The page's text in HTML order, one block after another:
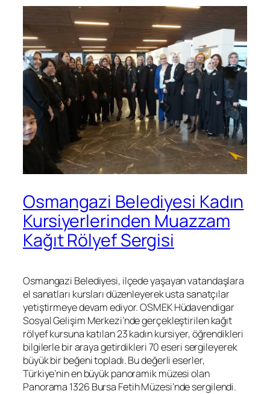
Osmangazi Belediyesi Kadın
Kursiyerlerinden Muazzam
Kağıt Rölyef Sergisi
Osmangazi Belediyesi, ilçede yaşayan vatandaşlara
el sanatları kursları düzenleyerek usta sanatçılar
yetiştirmeye devam ediyor. OSMEK Hüdavendigar
Sosyal Gelişim Merkezi’nde gerçekleştirilen kağıt
rölyef kursuna katılan 23 kadın kursiyer, öğrendikleri
bilgilerle bir araya getirdikleri 70 eseri sergileyerek
büyük bir beğeni topladı. Bu değerli eserler,
Türkiye’nin en büyük panoramik müzesi olan
Panorama 1326 Bursa Fetih Müzesi’nde sergilendi.